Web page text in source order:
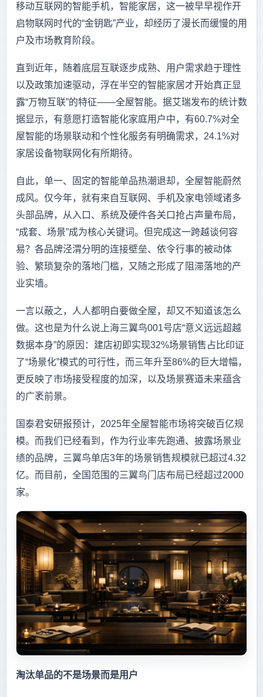
移动互联网的智能手机，智能家居，这一被早早视作开
启物联网时代的“金钥匙”产业，却经历了漫长而缓慢的用
户及市场教育阶段。
直到近年，随着底层互联逐步成熟、用户需求趋于理性
以及政策加速驱动，浮在半空的智能家居才开始真正显
露“万物互联”的特征——全屋智能。据艾瑞发布的统计数
据显示，有意愿打造智能化家庭用户中，有60.7%对全
屋智能的场景联动和个性化服务有明确需求，24.1%对
家居设备物联网化有所期待。
自此，单一、固定的智能单品热潮退却，全屋智能蔚然
成风。仅今年，就有来自互联网、手机及家电领域诸多
头部品牌，从入口、系统及硬件各关口抢占声量布局，
“成套、场景”成为核心关键词。但完成这一跨越谈何容
易？各品牌泾渭分明的连接壁垒、依令行事的被动体
验、繁琐复杂的落地门槛，又随之形成了阻滞落地的产
业实墙。
一言以蔽之，人人都明白要做全屋，却又不知道该怎么
做。这也是为什么说上海三翼鸟001号店“意义远远超越
数据本身”的原因：建店初即实现32%场景销售占比印证
了“场景化”模式的可行性，而三年升至86%的巨大增幅，
更反映了市场接受程度的加深，以及场景赛道未来蕴含
的广袤前景。
国泰君安研报预计，2025年全屋智能市场将突破百亿规
模。而我们已经看到，作为行业率先跑通、披露场景业
绩的品牌，三翼鸟单店3年的场景销售规模就已超过4.32
亿。而目前，全国范围的三翼鸟门店布局已经超过2000
家。
淘汰单品的不是场景而是用户